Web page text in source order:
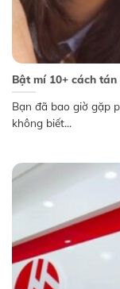
Bật mí 10+ cách
Bạn đã bao giờ gặp
không biết...